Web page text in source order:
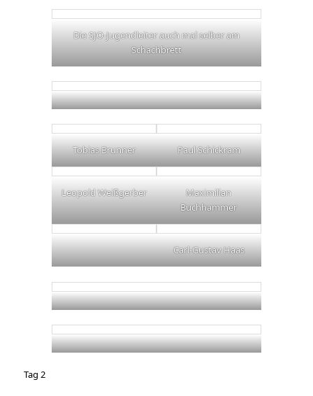
Die SJO-Jugendleiter auch mal selber am
Schachbrett
Tobias Brunner Paul Schickram
Leopold Weißgerber
Maximilian
Buchhammer
Carl-Gustav Haas
Tag 2